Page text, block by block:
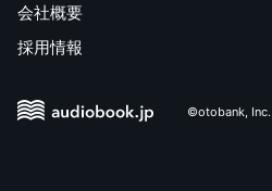
会社概要
採用情報
©otobank, Inc.